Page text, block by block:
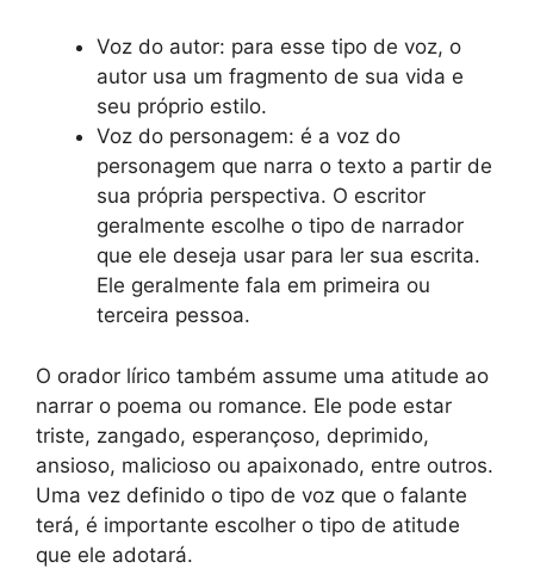
Voz do autor: para esse tipo de voz, o
autor usa um fragmento de sua vida e
seu próprio estilo.
Voz do personagem: é a voz do
personagem que narra o texto a partir de
sua própria perspectiva. O escritor
geralmente escolhe o tipo de narrador
que ele deseja usar para ler sua escrita.
Ele geralmente fala em primeira ou
terceira pessoa.
O orador lírico também assume uma atitude ao
narrar o poema ou romance. Ele pode estar
triste, zangado, esperançoso, deprimido,
ansioso, malicioso ou apaixonado, entre outros.
Uma vez definido o tipo de voz que o falante
terá, é importante escolher o tipo de atitude
que ele adotará.